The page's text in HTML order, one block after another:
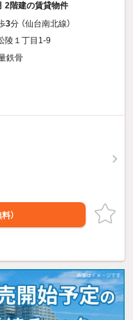
2階建の賃貸物件
3分 （仙台南北線）
陵１丁目1-9
鉄骨
料）